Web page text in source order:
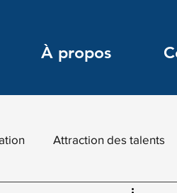
À propos
Attraction des talents